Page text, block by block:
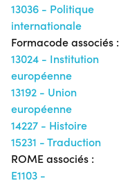
13036 - Politique
internationale
Formacode associés :
13024 - Institution
européenne
13192 - Union
européenne
14227 - Histoire
15231 - Traduction
ROME associés :
E1103 -